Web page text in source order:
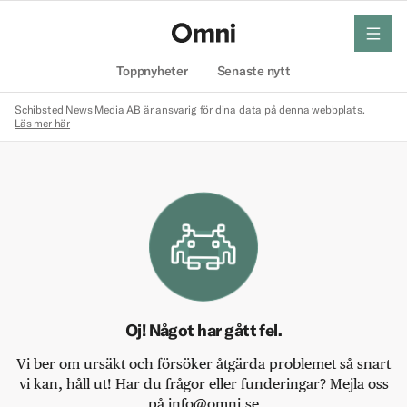
Toppnyheter Senaste nytt
meny
Schibsted News Media AB är ansvarig för dina data på denna webbplats.
Läs mer här
Oj! Något har gått fel.
Vi ber om ursäkt och försöker åtgärda problemet så snart
vi kan, håll ut! Har du frågor eller funderingar? Mejla oss